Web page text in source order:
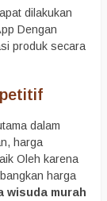
dilakukan
Dengan
produk secara
dalam
harga
Oleh karena
harga
wisuda murah